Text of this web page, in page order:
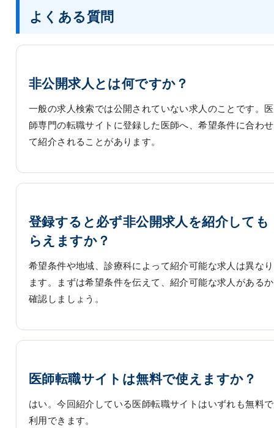
よくある質問
非公開求人とは何ですか？
一般の求人検索では公開されていない求人のことです。医
師専門の転職サイトに登録した医師へ、希望条件に合わせ
て紹介されることがあります。
登録すると必ず非公開求人を紹介しても
らえますか？
希望条件や地域、診療科によって紹介可能な求人は異なり
ます。まずは希望条件を伝えて、紹介可能な求人があるか
確認しましょう。
医師転職サイトは無料で使えますか？
はい。今回紹介している医師転職サイトはいずれも無料で
利用できます。